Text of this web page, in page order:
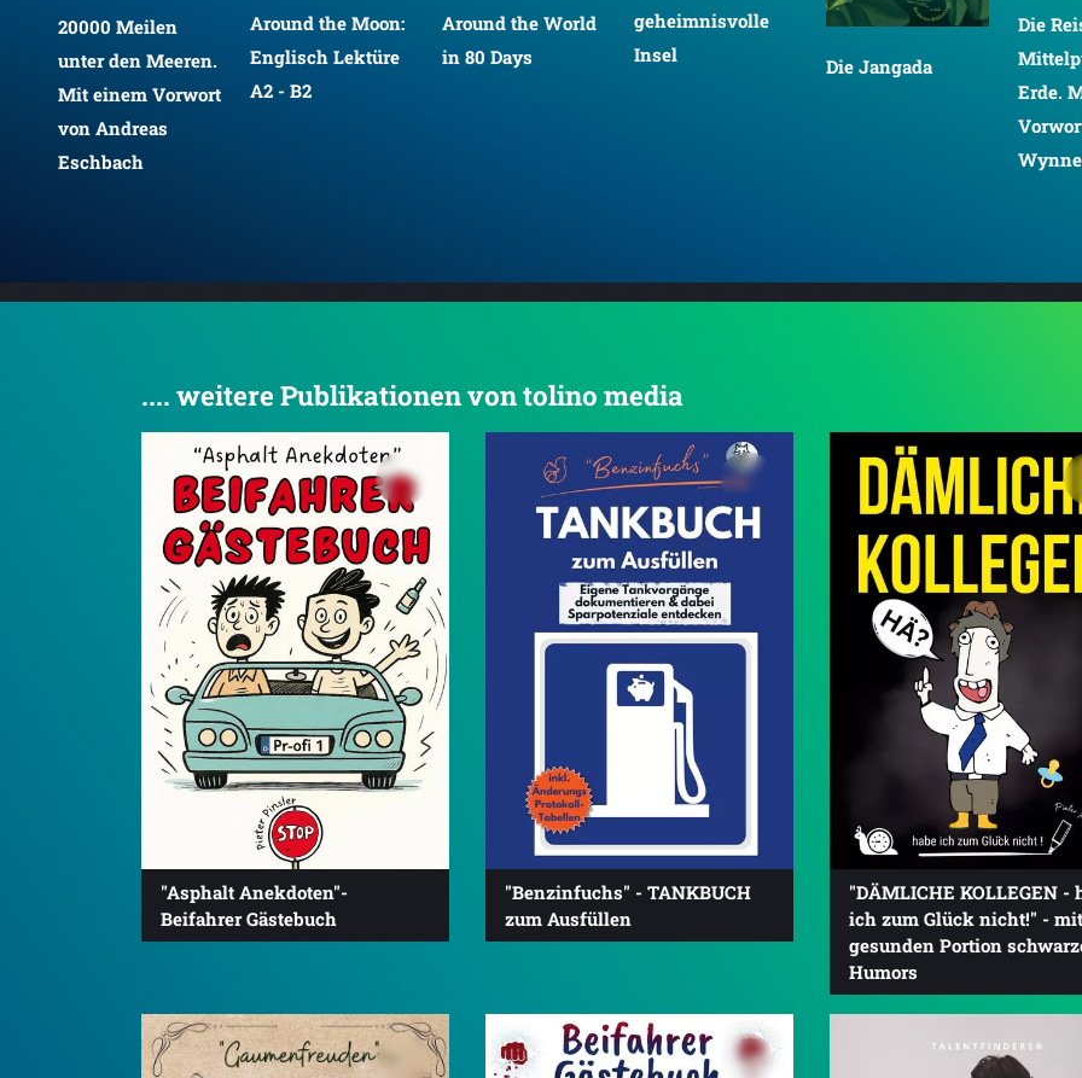
20000 Meilen
unter den Meeren.
Mit einem Vorwort
von Andreas
Eschbach
Around the Moon:
Englisch Lektüre
A2 - B2
Around the World
in 80 Days
geheimnisvolle
Insel
Die Jangada
Die
Erde.
.... weitere Publikationen von tolino media
"Asphalt Anekdoten"-
Beifahrer Gästebuch
"Benzinfuchs" - TANKBUCH
zum Ausfüllen
"DÄMLICHE KOLLEGEN -
ich zum Glück nicht!" -
gesunden Portion
Humors